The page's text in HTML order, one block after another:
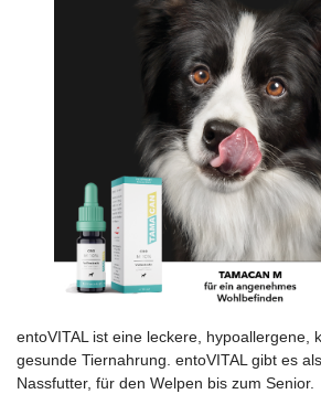
entoVITAL ist eine leckere, hypoallergene,
gesunde Tiernahrung. entoVITAL gibt es
Nassfutter, für den Welpen bis zum Senior.